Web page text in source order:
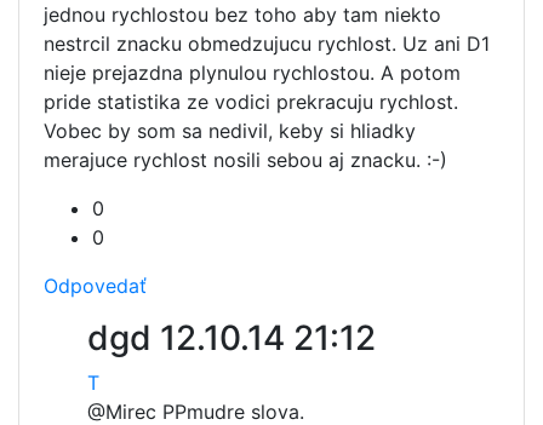
jednou rychlostou bez toho aby tam niekto
nestrcil znacku obmedzujucu rychlost. Uz ani D1
nieje prejazdna plynulou rychlostou. A potom
pride statistika ze vodici prekracuju rychlost.
Vobec by som sa nedivil, keby si hliadky
merajuce rychlost nosili sebou aj znacku. :-)
0
0
Odpovedať
dgd 12.10.14 21:12
T
@Mirec PPmudre slova.